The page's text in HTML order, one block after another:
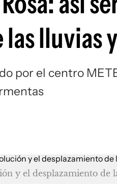
lluvias
por el centro
y el desplazamiento de